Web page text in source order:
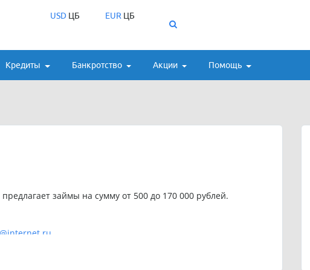
USDЦБ EUR ЦБ
Кредиты Банкротство Акции Помощь
займы на сумму от 500 до 170 000 рублей.